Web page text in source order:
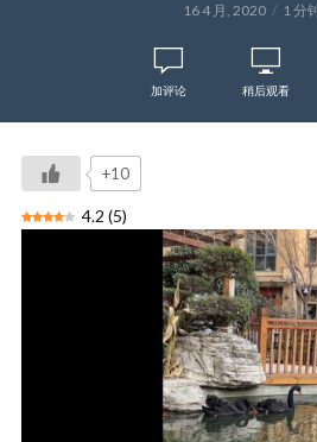
16 4 月, 2020 1 分
加评论 稍后观看
+10
4.2 (5)